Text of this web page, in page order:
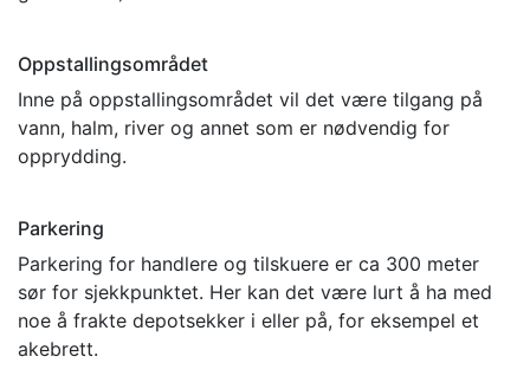
Oppstallingsområdet
Inne på oppstallingsområdet vil det være tilgang på
vann, halm, river og annet som er nødvendig for
opprydding.
Parkering
Parkering for handlere og tilskuere er ca 300 meter
sør for sjekkpunktet. Her kan det være lurt å ha med
noe å frakte depotsekker i eller på, for eksempel et
akebrett.